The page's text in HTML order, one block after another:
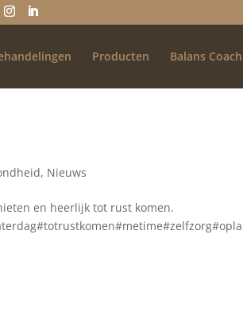
Producten Balans Coach
, Nieuws
en heerlijk tot rust komen.